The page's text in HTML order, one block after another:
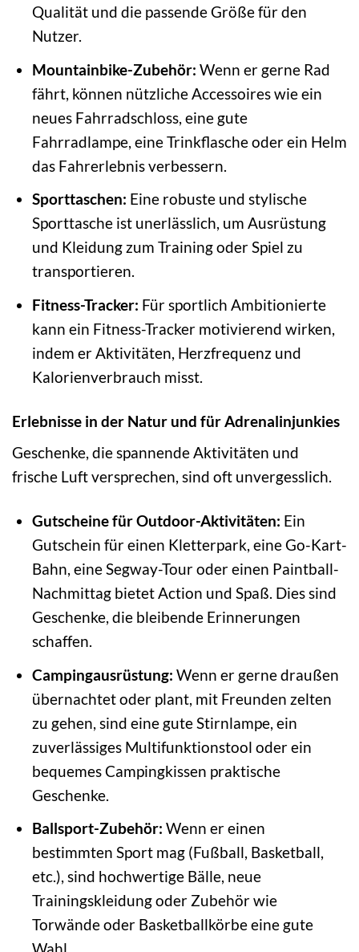
Qualität und die passende Größe für den
Nutzer.
Mountainbike-Zubehör: Wenn er gerne Rad
fährt, können nützliche Accessoires wie ein
neues Fahrradschloss, eine gute
Fahrradlampe, eine Trinkflasche oder ein Helm
das Fahrerlebnis verbessern.
Sporttaschen: Eine robuste und stylische
Sporttasche ist unerlässlich, um Ausrüstung
und Kleidung zum Training oder Spiel zu
transportieren.
Fitness-Tracker: Für sportlich Ambitionierte
kann ein Fitness-Tracker motivierend wirken,
indem er Aktivitäten, Herzfrequenz und
Kalorienverbrauch misst.
Erlebnisse in der Natur und für Adrenalinjunkies
Geschenke, die spannende Aktivitäten und
frische Luft versprechen, sind oft unvergesslich.
Gutscheine für Outdoor-Aktivitäten: Ein
Gutschein für einen Kletterpark, eine Go-Kart-
Bahn, eine Segway-Tour oder einen Paintball-
Nachmittag bietet Action und Spaß. Dies sind
Geschenke, die bleibende Erinnerungen
schaffen.
Campingausrüstung: Wenn er gerne draußen
übernachtet oder plant, mit Freunden zelten
zu gehen, sind eine gute Stirnlampe, ein
zuverlässiges Multifunktionstool oder ein
bequemes Campingkissen praktische
Geschenke.
Ballsport-Zubehör: Wenn er einen
bestimmten Sport mag (Fußball, Basketball,
etc.), sind hochwertige Bälle, neue
Trainingskleidung oder Zubehör wie
Torwände oder Basketballkörbe eine gute